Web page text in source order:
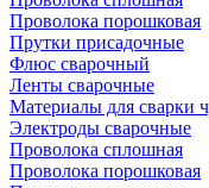
Проволока порошковая
Прутки присадочные
Флюс сварочный
Ленты сварочные
Материалы для сварки
Электроды сварочные
Проволока сплошная
Проволока порошковая